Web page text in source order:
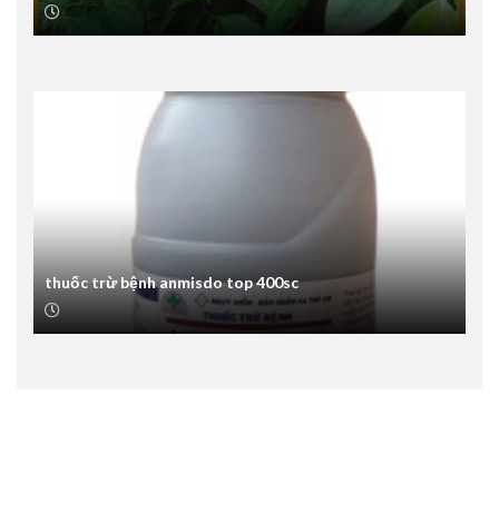
thuốc trừ bệnh anmisdo top 400sc